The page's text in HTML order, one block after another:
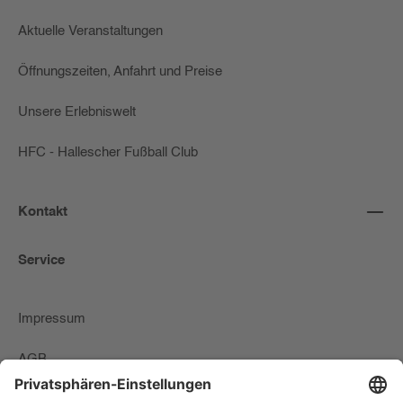
Aktuelle Veranstaltungen
Öffnungszeiten, Anfahrt und Preise
Unsere Erlebniswelt
HFC - Hallescher Fußball Club
Kontakt
Service
Impressum
AGB